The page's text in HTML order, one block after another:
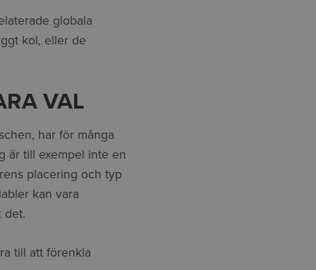
globala
kol, eller de
VAL
har för många
är till exempel inte en
placering och typ
kan vara
det.
till att förenkla